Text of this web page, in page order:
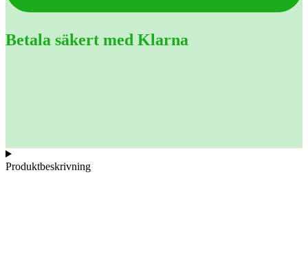
Betala säkert med Klarna
Produktbeskrivning